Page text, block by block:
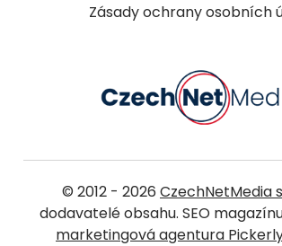
Zásady ochrany osobních
© 2012 - 2026 CzechNetMedia
dodavatelé obsahu. SEO
marketingová agentura